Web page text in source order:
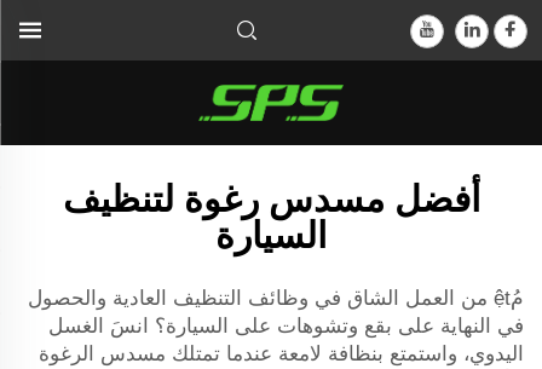
أفضل مسدس رغوة لتنظيف
السيارة
مُệt من العمل الشاق في وظائف التنظيف العادية والحصول
في النهاية على بقع وتشوهات على السيارة؟ انسَ الغسل
اليدوي، واستمتع بنظافة لامعة عندما تمتلك مسدس الرغوة